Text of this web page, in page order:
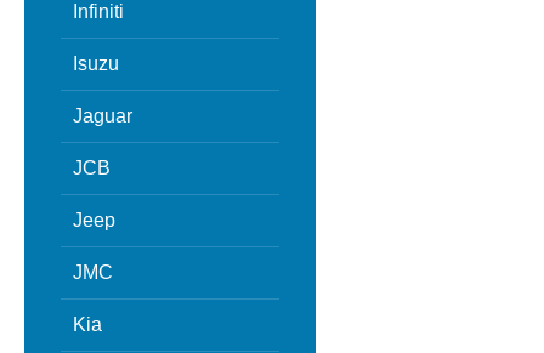
Infiniti
Isuzu
Jaguar
JCB
Jeep
JMC
Kia